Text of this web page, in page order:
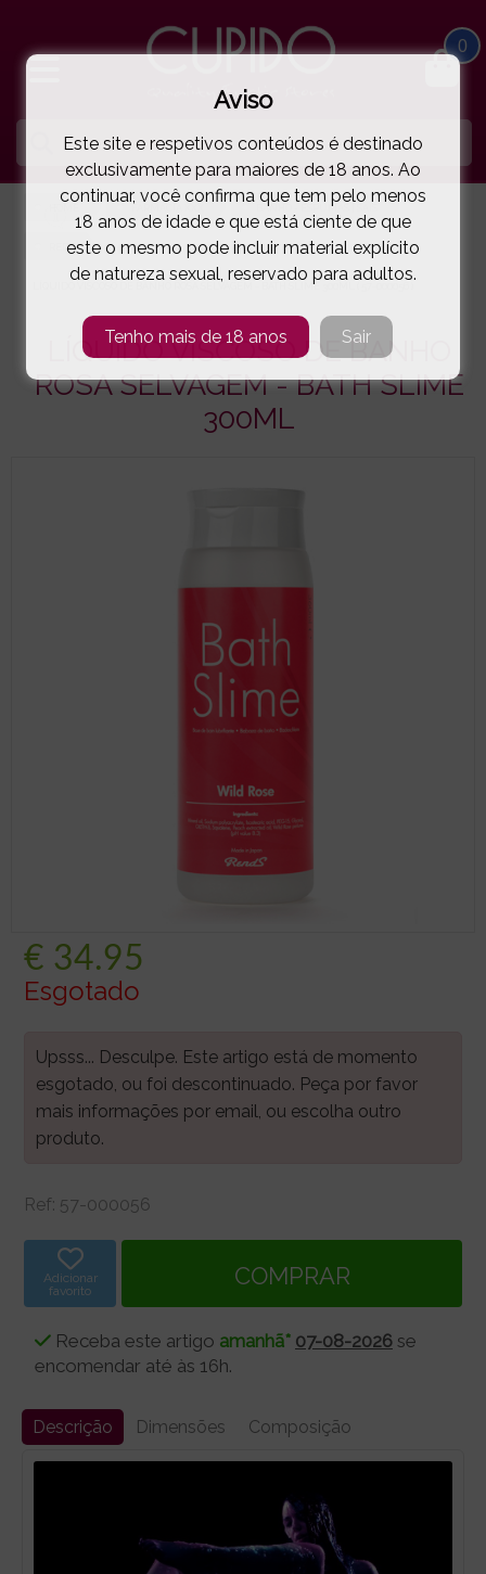
0
BANHO - ESPUMAS | SAIS
REDS
LÍQUIDO VISCOSO DE BANHO ROSA SELVAGEM - BATH SLIME 300ML
LÍQUIDO VISCOSO DE BANHO
ROSA SELVAGEM - BATH SLIME
300ML
€ 34.95
Esgotado
Upsss... Desculpe. Este artigo está de momento
esgotado, ou foi descontinuado. Peça por favor
mais informações por email, ou escolha outro
produto.
Ref: 57-000056
Adicionar
favorito
Receba este artigo amanhã* 07-08-2026 se
encomendar até às 16h.
Descrição Dimensões Composição
Aviso
Este site e respetivos conteúdos é destinado
exclusivamente para maiores de 18 anos. Ao
continuar, você confirma que tem pelo menos
18 anos de idade e que está ciente de que
este o mesmo pode incluir material explícito
de natureza sexual, reservado para adultos.
Tenho mais de 18 anos Sair